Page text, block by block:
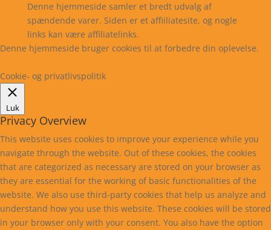
Denne hjemmeside samler et bredt udvalg af
spændende varer. Siden er et affiiliatesite, og nogle
links kan være affiliatelinks.
Denne hjemmeside bruger cookies til at forbedre din oplevelse.
Cookie- og privatlivspolitik
Luk
Privacy Overview
This website uses cookies to improve your experience while you
navigate through the website. Out of these cookies, the cookies
that are categorized as necessary are stored on your browser as
they are essential for the working of basic functionalities of the
website. We also use third-party cookies that help us analyze and
understand how you use this website. These cookies will be stored
in your browser only with your consent. You also have the option